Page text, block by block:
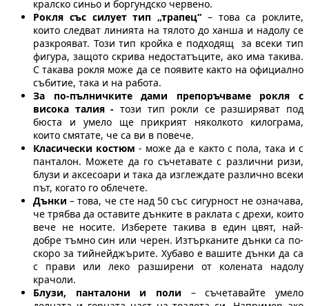
кралско синьо и боргундско червено.
Рокля със силует тип „трапец“ – това са роклите,
които следват линията на тялото до ханша и надолу се
разкрояват. Този тип кройка е подходящ за всеки тип
фигура, защото скрива недостатъците, ако има такива.
С такава рокля може да се появите както на официално
събитие, така и на работа.
За по-пълничките дами препоръчваме рокля с
висока талия - този тип рокли се разширяват под
бюста и умело ще прикрият няколкото килограма,
които смятате, че са ви в повече.
Класически костюм - може да е както с пола, така и с
панталон. Можете да го съчетавате с различни ризи,
блузи и аксесоари и така да изглеждате различно всеки
път, когато го облечете.
Дънки – това, че сте над 50 със сигурност не означава,
че трябва да оставите дънките в раклата с дрехи, които
вече не носите. Изберете такива в един цвят, най-
добре тъмно син или черен. Изтърканите дънки са по-
скоро за тийнейджърите. Хубаво е вашите дънки да са
с прави или леко разширени от колената надолу
крачоли.
Блузи, панталони и поли – съчетавайте умело